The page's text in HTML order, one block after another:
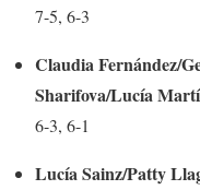
7-5, 6-3
Claudia Fernández/
Sharifova/Lucía
6-3, 6-1
Lucía Sainz/Patty